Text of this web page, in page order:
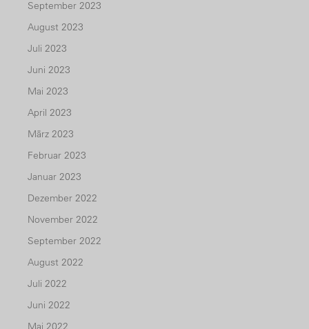
September 2023
August 2023
Juli 2023
Juni 2023
Mai 2023
April 2023
März 2023
Februar 2023
Januar 2023
Dezember 2022
November 2022
September 2022
August 2022
Juli 2022
Juni 2022
Mai 2022